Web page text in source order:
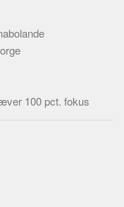
100 pct. fokus